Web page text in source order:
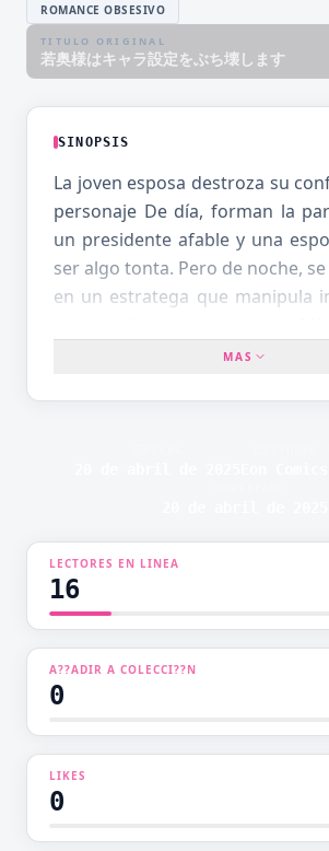
ROMANCE OBSESIVO
TITULO ORIGINAL
若奥様はキャラ設定をぶち壊します
SINOPSIS
La joven esposa destroza su
personaje De día, forman la
un presidente afable y una
ser algo tonta. Pero de noche,
en un estratega que manipula
heredero de la familia
MAS
LECTORES EN LINEA
16
A??ADIR A COLECCI??N
0
LIKES
0